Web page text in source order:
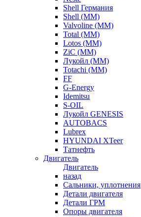
Shell Германия
Shell (ММ)
Valvoline (ММ)
Total (ММ)
Lotos (ММ)
ZiC (ММ)
Лукойл (ММ)
Totachi (MM)
FF
G-Energy
Idemitsu
S-OIL
Лукойл GENESIS
AUTOBACS
Lubrex
HYUNDAI XTeer
Татнефть
Двигатель
Двигатель
назад
Сальники, уплотнения
Детали двигателя
Детали ГРМ
Опоры двигателя